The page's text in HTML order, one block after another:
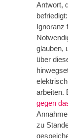
Antwort,
Ignoranz
glauben,
über
arbeiten.
gegen
zu